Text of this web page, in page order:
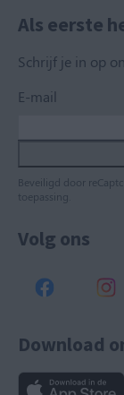
Als eerste
Schrijf je in op
E-mail
Beveiligd door
toepassing.
Volg ons
Download